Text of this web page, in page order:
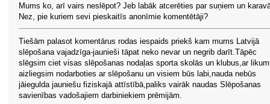
Mums ko, arī vairs neslēpot? Jeb labāk atcerēties par suņiem un
Nez, pie kuriem sevi pieskaitīs anonīmie komentētāji?
Tiešām palasot komentārus rodas iespaids priekš kam mums Latvijā
slēpošana vajadzīga-jaunieši tāpat neko nevar un negrib darīt.Tāpēc
slēgsim ciet visas slēpošanas nodaļas sporta skolās un klubus,ar
aizliegsim nodarboties ar slēpošanu un visiem būs labi,nauda nebūs
jāiegulda jauniešu fiziskajā attīstībā,paliks vairāk naudas Slēpošanas
savienības vadošajiem darbiniekiem prēmijām.